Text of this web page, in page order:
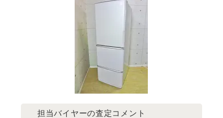
担当バイヤーの査定コメント